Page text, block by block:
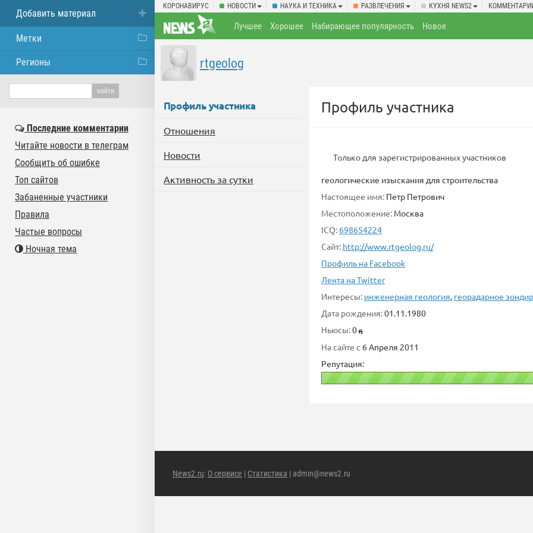
КОРОНАВИРУС НОВОСТИ НАУКА И ТЕХНИКА РАЗВЛЕЧЕНИЯ КУХНЯ NEWS2
Лучшее Хорошее Набирающее популярность Новое
rtgeolog
Профиль участника
Отношения
Новости
Активность за сутки
Профиль участника
Только для зарегистрированных участников
геологические изыскания для строительства
Настоящее имя: Петр Петрович
Местоположение: Москва
ICQ: 698654224
Сайт: http://www.rtgeolog.ru/
Профиль на Facebook
Лента на Twitter
Интересы: инженерная геология, георадарное
Дата рождения:01.11.1980
Ньюсы:0
На сайте с 6 Апреля 2011
Репутация:
News2.ru: О сервисе | Статистика | admin@news2.ru
Добавить материал
Метки
Регионы
Последние комментарии
Читайте новости в телеграм
Сообщить об ошибке
Топ сайтов
Забаненные участники
Правила
Частые вопросы
Ночная тема